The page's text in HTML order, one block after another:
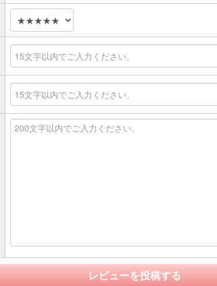
レビューを投稿する